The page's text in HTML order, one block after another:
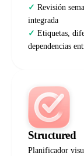
Revisión
integrada
Etiquetas,
dependencias
Structured
Planificador